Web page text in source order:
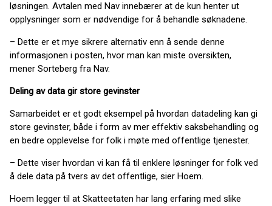
løsningen. Avtalen med Nav innebærer at de kun henter ut
opplysninger som er nødvendige for å behandle søknadene.
– Dette er et mye sikrere alternativ enn å sende denne
informasjonen i posten, hvor man kan miste oversikten,
mener Sorteberg fra Nav.
Deling av data gir store gevinster
Samarbeidet er et godt eksempel på hvordan datadeling kan gi
store gevinster, både i form av mer effektiv saksbehandling og
en bedre opplevelse for folk i møte med offentlige tjenester.
– Dette viser hvordan vi kan få til enklere løsninger for folk ved
å dele data på tvers av det offentlige, sier Hoem.
Hoem legger til at Skatteetaten har lang erfaring med slike